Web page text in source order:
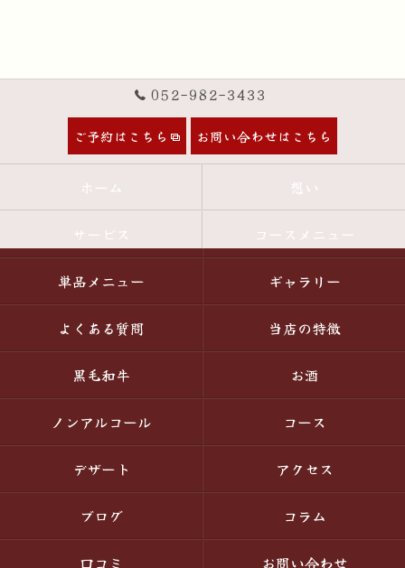
052-982-3433
ご予約はこちら お問い合わせはこちら
ホーム 想い
サービス コースメニュー
単品メニュー ギャラリー
よくある質問 当店の特徴
黒毛和牛 お酒
ノンアルコール コース
デザート アクセス
ブログ コラム
口コミ お問い合わせ